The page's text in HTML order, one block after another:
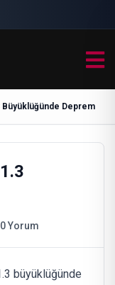
Büyüklüğünde Deprem
0 Yorum
büyüklüğünde